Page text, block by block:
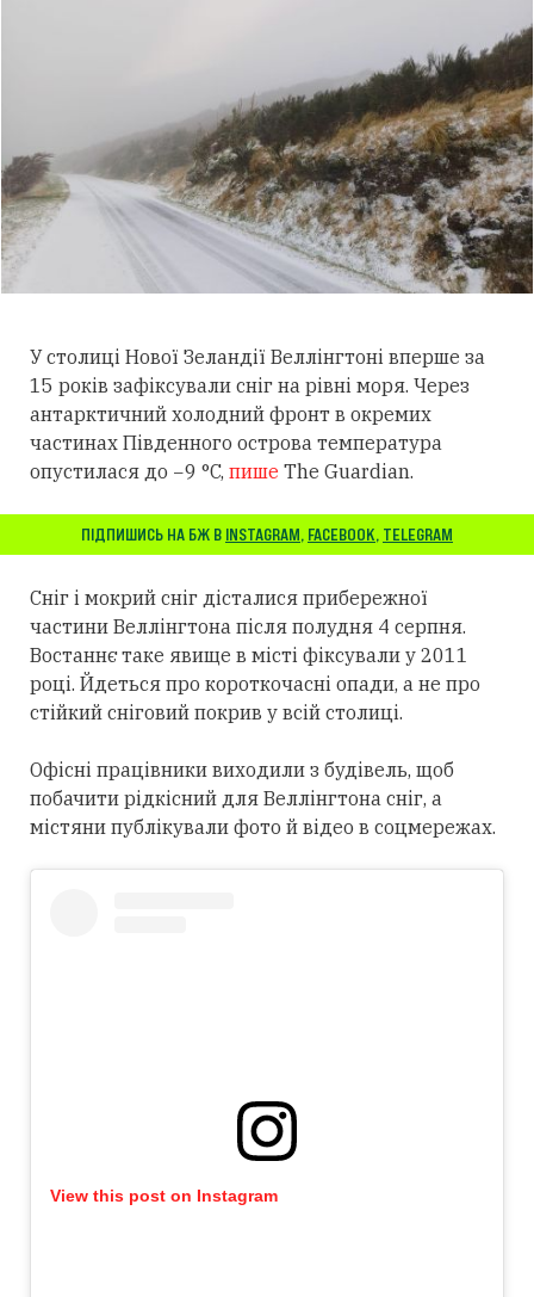
У столиці Нової Зеландії Веллінгтоні вперше за
15 років зафіксували сніг на рівні моря. Через
антарктичний холодний фронт в окремих
частинах Південного острова температура
опустилася до −9 °C, пише The Guardian.
ПІДПИШИСЬ НА БЖ В INSTAGRAM, FACEBOOK, TELEGRAM
Сніг і мокрий сніг дісталися прибережної
частини Веллінгтона після полудня 4 серпня.
Востаннє таке явище в місті фіксували у 2011
році. Йдеться про короткочасні опади, а не про
стійкий сніговий покрив у всій столиці.
Офісні працівники виходили з будівель, щоб
побачити рідкісний для Веллінгтона сніг, а
містяни публікували фото й відео в соцмережах.
View this post on Instagram